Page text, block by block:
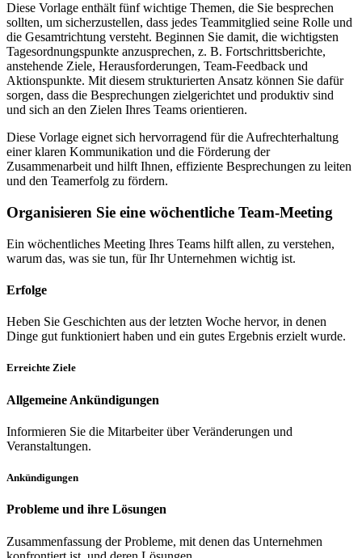
Diese Vorlage enthält fünf wichtige Themen, die Sie besprechen
sollten, um sicherzustellen, dass jedes Teammitglied seine Rolle und
die Gesamtrichtung versteht. Beginnen Sie damit, die wichtigsten
Tagesordnungspunkte anzusprechen, z. B. Fortschrittsberichte,
anstehende Ziele, Herausforderungen, Team-Feedback und
Aktionspunkte. Mit diesem strukturierten Ansatz können Sie dafür
sorgen, dass die Besprechungen zielgerichtet und produktiv sind
und sich an den Zielen Ihres Teams orientieren.
Diese Vorlage eignet sich hervorragend für die Aufrechterhaltung
einer klaren Kommunikation und die Förderung der
Zusammenarbeit und hilft Ihnen, effiziente Besprechungen zu leiten
und den Teamerfolg zu fördern.
Organisieren Sie eine wöchentliche Team-Meeting
Ein wöchentliches Meeting Ihres Teams hilft allen, zu verstehen,
warum das, was sie tun, für Ihr Unternehmen wichtig ist.
Erfolge
Heben Sie Geschichten aus der letzten Woche hervor, in denen
Dinge gut funktioniert haben und ein gutes Ergebnis erzielt wurde.
Erreichte Ziele
Allgemeine Ankündigungen
Informieren Sie die Mitarbeiter über Veränderungen und
Veranstaltungen.
Ankündigungen
Probleme und ihre Lösungen
Zusammenfassung der Probleme, mit denen das Unternehmen